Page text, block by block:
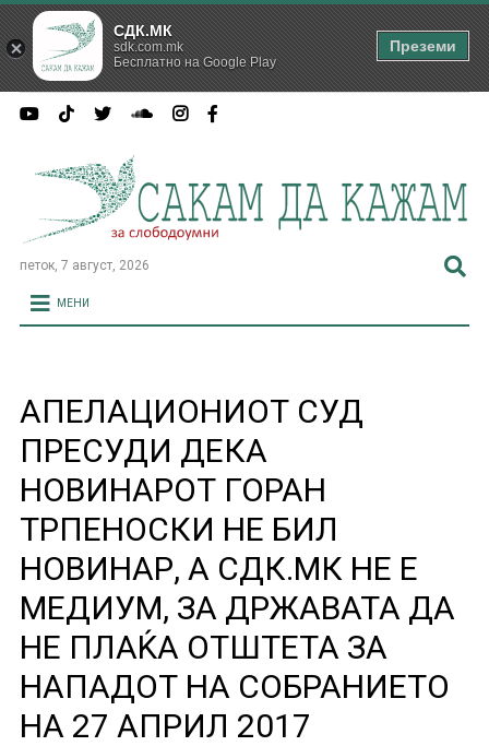
петок, 7 август, 2026
МЕНИ
АПЕЛАЦИОНИОТ СУД
ПРЕСУДИ ДЕКА
НОВИНАРОТ ГОРАН
ТРПЕНОСКИ НЕ БИЛ
НОВИНАР, A СДК.МК НЕ E
МЕДИУМ, ЗА ДРЖАВАТА ДА
НЕ ПЛАЌА ОТШТЕТА ЗА
НАПАДОТ НА СОБРАНИЕТО
НА 27 АПРИЛ 2017
СДК.МК
sdk.com.mk
Бесплатно на Google Play
Преземи